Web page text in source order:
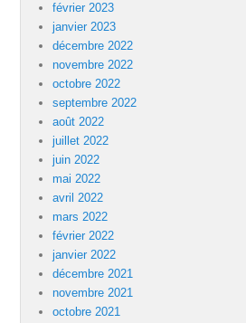
février 2023
janvier 2023
décembre 2022
novembre 2022
octobre 2022
septembre 2022
août 2022
juillet 2022
juin 2022
mai 2022
avril 2022
mars 2022
février 2022
janvier 2022
décembre 2021
novembre 2021
octobre 2021